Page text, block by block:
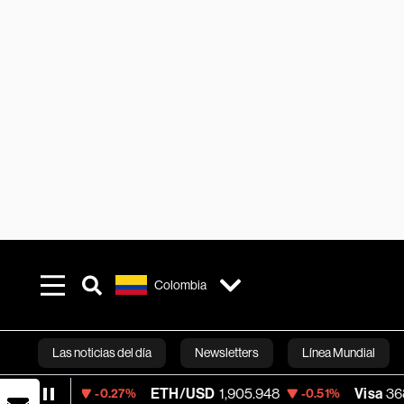
Colombia
Las noticias del día Newsletters Línea Mundial
Bloomberg
ETH/USD 1,905.948 -0.51% Visa 368.54 -